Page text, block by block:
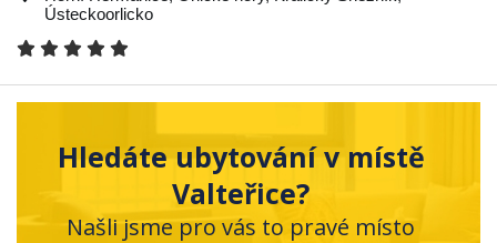
Ústeckoorlicko
Hledáte ubytování v místě
Valteřice?
Našli jsme pro vás to pravé místo